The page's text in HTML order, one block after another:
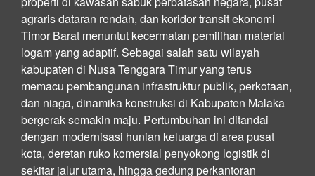
agraris dataran rendah, dan koridor transit ekonomi
Timor Barat menuntut kecermatan pemilihan material
logam yang adaptif. Sebagai salah satu wilayah
kabupaten di Nusa Tenggara Timur yang terus
memacu pembangunan infrastruktur publik, perkotaan,
dan niaga, dinamika konstruksi di Kabupaten Malaka
bergerak semakin maju. Pertumbuhan ini ditandai
dengan modernisasi hunian keluarga di area pusat
kota, deretan ruko komersial penyokong logistik di
sekitar jalur utama, hingga gedung perkantoran